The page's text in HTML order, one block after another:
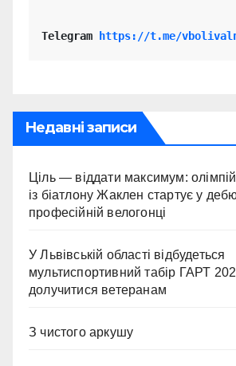
Telegram https://t.me/
Недавні записи
Ціль — віддати максимум:
із біатлону Жаклен стартує у
професійній велогонці
У Львівській області відбудеться
мультиспортивний табір ГАРТ
долучитися ветеранам
З чистого аркушу